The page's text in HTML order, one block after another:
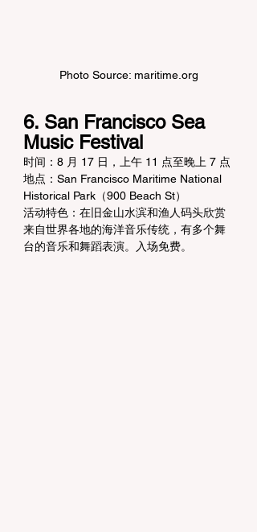
Photo Source: maritime.org
6. San Francisco Sea
Music Festival
时间：8 月 17 日，上午 11 点至晚上 7 点
地点：San Francisco Maritime National
Historical Park（900 Beach St）
活动特色：在旧金山水滨和渔人码头欣赏
来自世界各地的海洋音乐传统，有多个舞
台的音乐和舞蹈表演。入场免费。